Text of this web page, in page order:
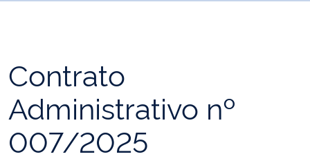
Contrato
Administrativo nº
007/2025